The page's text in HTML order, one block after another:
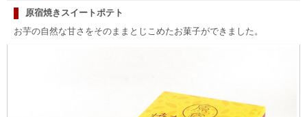
原宿焼きスイートポテト
お芋の自然な甘さをそのままとじこめたお菓子ができました。